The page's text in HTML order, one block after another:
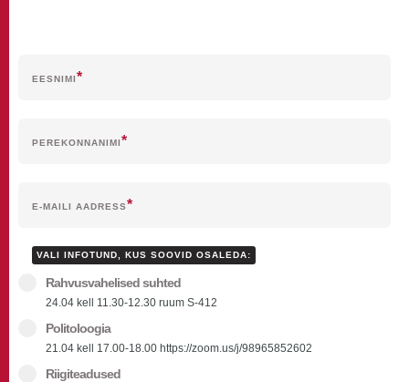
EESNIMI
PEREKONNANIMI
E-MAILI AADRESS
VALI INFOTUND, KUS SOOVID OSALEDA:
Rahvusvahelised suhted
24.04 kell 11.30-12.30 ruum S-412
Politoloogia
21.04 kell 17.00-18.00 https://zoom.us/j/98965852602
Riigiteadused